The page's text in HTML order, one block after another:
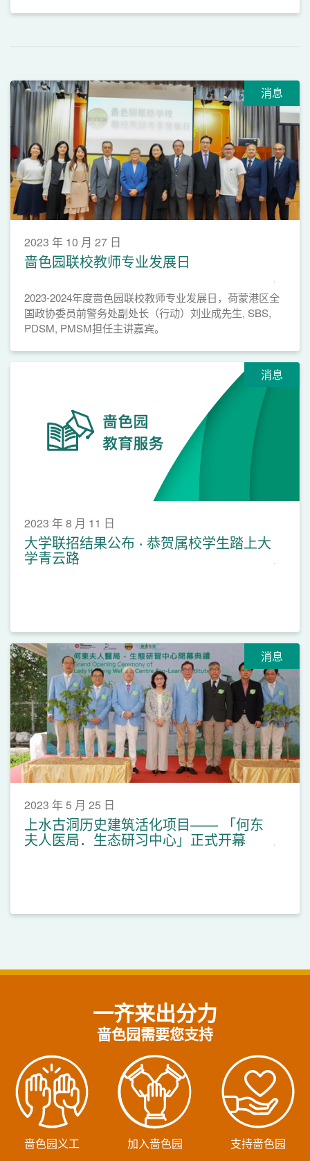
消息
2023 年 10 月 27 日
啬色园联校教师专业发展日
2023-2024年度啬色园联校教师专业发展日，荷蒙港区全
国政协委员前警务处副处长（行动）刘业成先生, SBS,
PDSM, PMSM担任主讲嘉宾。
消息
2023 年 8 月 11 日
大学联招结果公布 ‧ 恭贺属校学生踏上大
学青云路
消息
2023 年 5 月 25 日
上水古洞历史建筑活化项目—— 「何东
夫人医局．生态研习中心」正式开幕
一齐来出分力
啬色园需要您支持
啬色园义工 加入啬色园 支持啬色园